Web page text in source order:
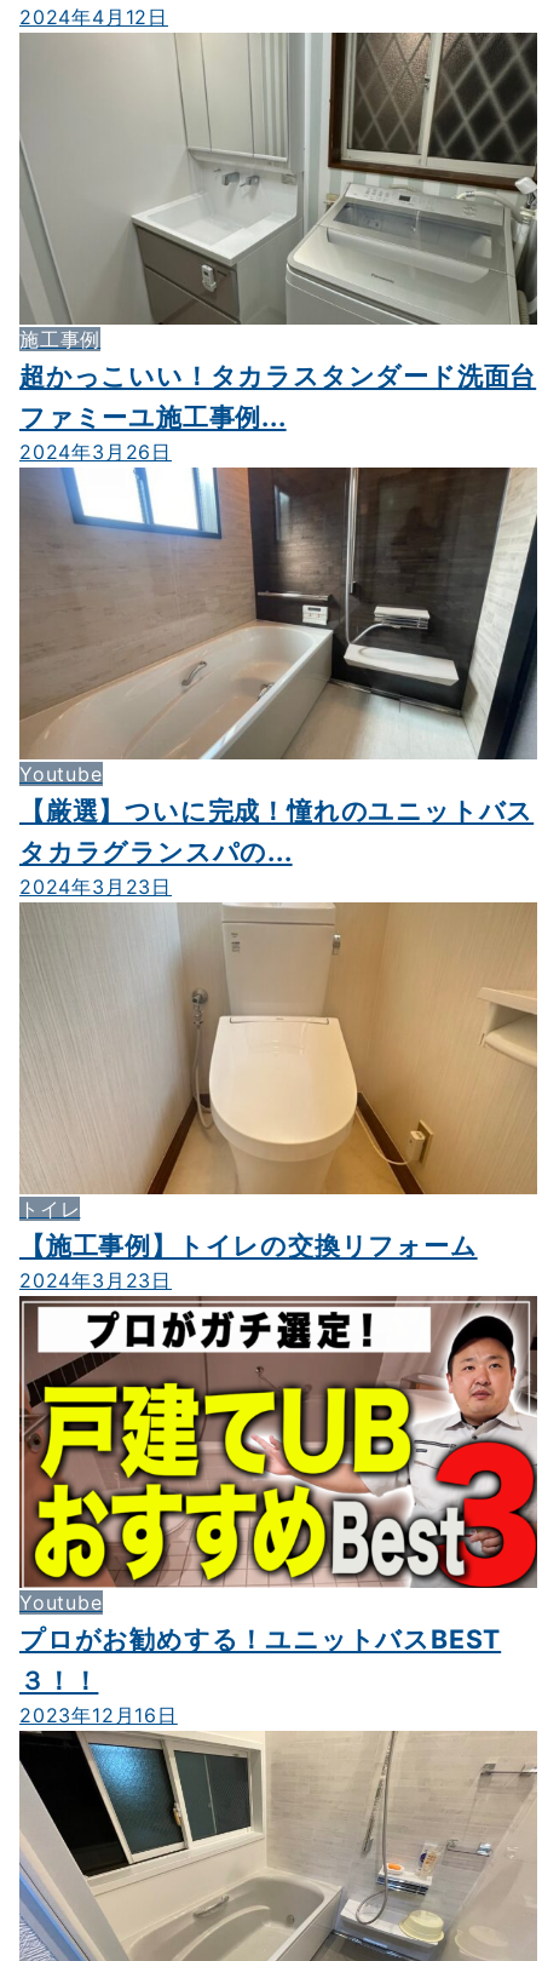
2024年4月12日
施工事例
超かっこいい！タカラスタンダード洗面台
ファミーユ施工事例...
2024年3月26日
Youtube
【厳選】ついに完成！憧れのユニットバス
タカラグランスパの...
2024年3月23日
トイレ
【施工事例】トイレの交換リフォーム
2024年3月23日
Youtube
プロがお勧めする！ユニットバスBEST
３！！
2023年12月16日